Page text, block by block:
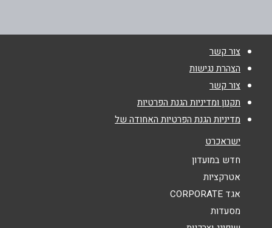
שם מלא
טלפון
נושא*
אנא חזרו אלי בקשר ל...
צור קשר
הצהרת נגישות
צור קשר
תקנון ומדיניות הגנת הפרטיות
מדיניות הגנת הפרטיות האחודה של
ישראכרט
חדש במועדון
אטרקציות
אגד CORPORATE
מסעדות